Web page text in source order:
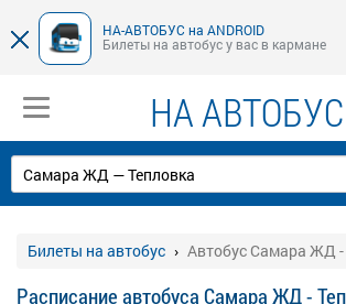
НА-АВТОБУС на ANDROID
Билеты на автобус у вас в кармане
НА АВТОБУС
Билеты на автобус Автобус Самара ЖД -
Расписание автобуса Самара ЖД -